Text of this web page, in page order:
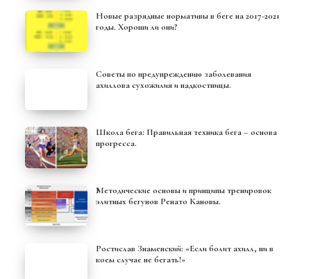
Новые разрядные нормативы в беге на 2017-2021
годы. Хороши ли они?
Советы по предупреждению заболевания
ахиллова сухожилия и надкостницы.
Школа бега: Правильная техника бега – основа
прогресса.
Методические основы и принципы тренировок
элитных бегунов Ренато Кановы.
Ростислав Знаменский: «Если болит ахилл, ни в
коем случае не бегать!»